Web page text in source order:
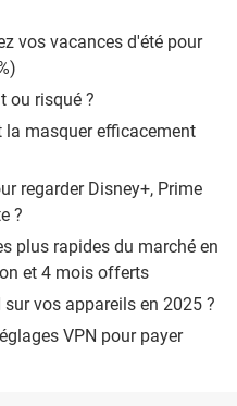
vos vacances d'été pour
ou risqué ?
la masquer efficacement
regarder Disney+, Prime
?
plus rapides du marché en
et 4 mois offerts
vos appareils en 2025 ?
VPN pour payer